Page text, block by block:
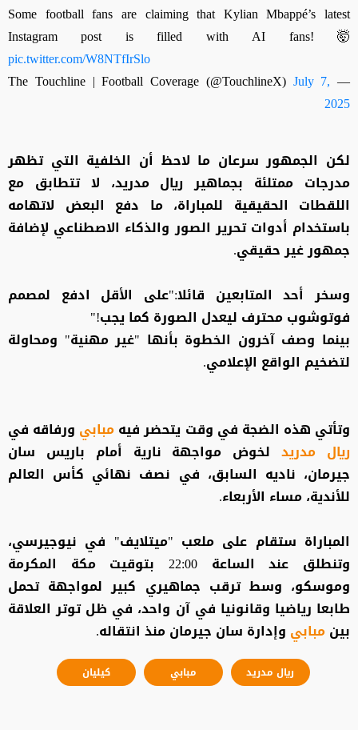
Some football fans are claiming that Kylian Mbappé’s latest
Instagram post is filled with AI fans! 🤯
pic.twitter.com/W8NTfIrSlo
— The Touchline | Football Coverage (@TouchlineX)
July 7,
2025
لكن الجمهور سرعان ما لاحظ أن الخلفية التي تظهر
مدرجات ممتلئة بجماهير ريال مدريد، لا تتطابق مع
اللقطات الحقيقية للمباراة، ما دفع البعض لاتهامه
باستخدام أدوات تحرير الصور والذكاء الاصطناعي لإضافة
جمهور غير حقيقي.
وسخر أحد المتابعين قائلا:"على الأقل ادفع لمصمم
فوتوشوب محترف ليعدل الصورة كما يجب!"
بينما وصف آخرون الخطوة بأنها "غير مهنية" ومحاولة
لتضخيم الواقع الإعلامي.
وتأتي هذه الضجة في وقت يتحضر فيهمبابي ورفاقه في
ريال مدريد لخوض مواجهة نارية أمام باريس سان
جيرمان، ناديه السابق، في نصف نهائي كأس العالم
للأندية، مساء الأربعاء.
المباراة ستقام على ملعب "ميتلايف" في نيوجيرسي،
وتنطلق عند الساعة 22:00 بتوقيت مكة المكرمة
وموسكو، وسط ترقب جماهيري كبير لمواجهة تحمل
طابعا رياضيا وقانونيا في آن واحد، في ظل توتر العلاقة
بينمبابي وإدارة سان جيرمان منذ انتقاله.
ريال مدريد مبابي كيليان